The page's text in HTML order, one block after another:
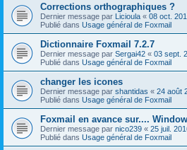
Corrections orthographiques ?
Dernier message par Licioula « 08 oct.
Publié dans Usage général de Foxmail
Dictionnaire Foxmail 7.2.7
Dernier message par Sergai42 « 03 sept.
Publié dans Usage général de Foxmail
changer les icones
Dernier message par shantidas « 24 août
Publié dans Usage général de Foxmail
Foxmail en avance sur....
Dernier message par nico239 « 25 juil.
Publié dans Usage général de Foxmail